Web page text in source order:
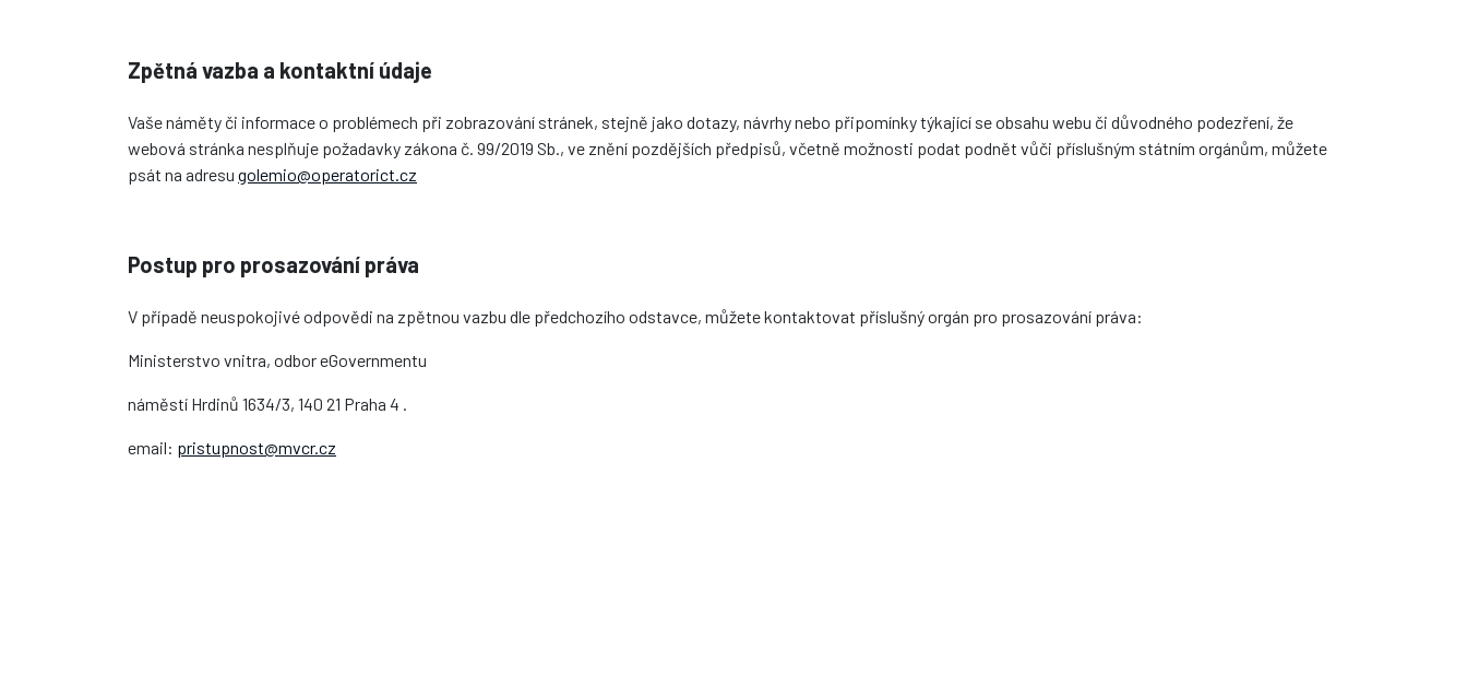
Zpětná vazba a kontaktní údaje
Vaše náměty či informace o problémech při zobrazování stránek, stejně jako dotazy, návrhy nebo připomínky týkající se obsahu webu či důvodného podezření, že
webová stránka nesplňuje požadavky zákona č. 99/2019 Sb., ve znění pozdějších předpisů, včetně možnosti podat podnět vůči příslušným státním orgánům, můžete
psát na adresu golemio@operatorict.cz
Postup pro prosazování práva
V případě neuspokojivé odpovědi na zpětnou vazbu dle předchozího odstavce, můžete kontaktovat příslušný orgán pro prosazování práva:
Ministerstvo vnitra, odbor eGovernmentu
náměstí Hrdinů 1634/3, 140 21 Praha 4 .
email: pristupnost@mvcr.cz